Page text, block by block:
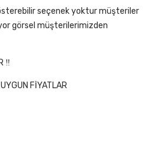
seçenek yoktur müşteriler
görsel müşterilerimizden
‼
FİYATLAR